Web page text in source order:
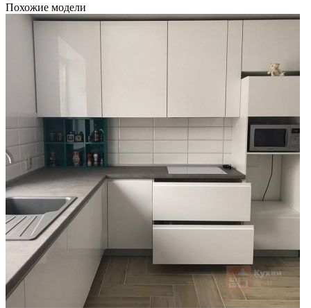
Похожие модели